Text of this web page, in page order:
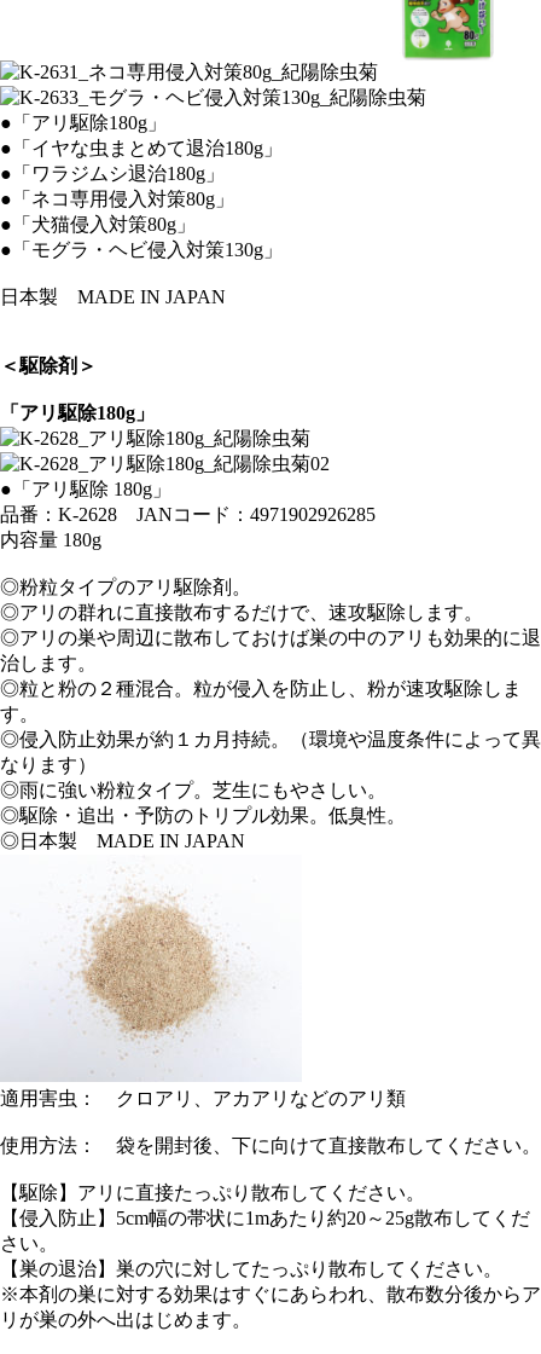
●「アリ駆除180g」
●「イヤな虫まとめて退治180g」
●「ワラジムシ退治180g」
●「ネコ専用侵入対策80g」
●「犬猫侵入対策80g」
●「モグラ・ヘビ侵入対策130g」
日本製 MADE IN JAPAN
＜駆除剤＞
「アリ駆除180g」
●「アリ駆除 180g」
品番：K-2628 JANコード：4971902926285
内容量 180g
◎粉粒タイプのアリ駆除剤。
◎アリの群れに直接散布するだけで、速攻駆除します。
◎アリの巣や周辺に散布しておけば巣の中のアリも効果的に退
治します。
◎粒と粉の２種混合。粒が侵入を防止し、粉が速攻駆除しま
す。
◎侵入防止効果が約１カ月持続。（環境や温度条件によって異
なります）
◎雨に強い粉粒タイプ。芝生にもやさしい。
◎駆除・追出・予防のトリプル効果。低臭性。
◎日本製 MADE IN JAPAN
適用害虫： クロアリ、アカアリなどのアリ類
使用方法： 袋を開封後、下に向けて直接散布してください。
【駆除】アリに直接たっぷり散布してください。
【侵入防止】5cm幅の帯状に1mあたり約20～25g散布してくだ
さい。
【巣の退治】巣の穴に対してたっぷり散布してください。
※本剤の巣に対する効果はすぐにあらわれ、散布数分後からア
リが巣の外へ出はじめます。